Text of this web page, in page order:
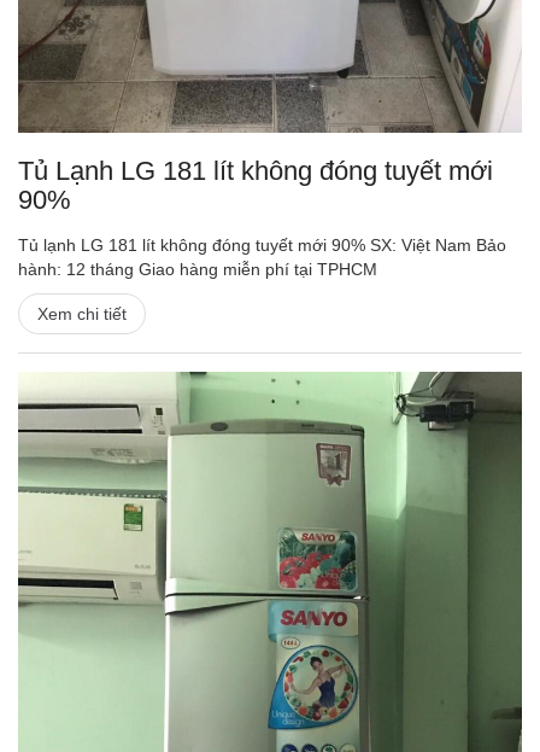
Tủ Lạnh LG 181 lít không đóng tuyết mới
90%
Tủ lạnh LG 181 lít không đóng tuyết mới 90% SX: Việt Nam Bảo
hành: 12 tháng Giao hàng miễn phí tại TPHCM
Xem chi tiết